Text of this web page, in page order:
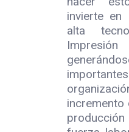
invierte en
alta
incremento